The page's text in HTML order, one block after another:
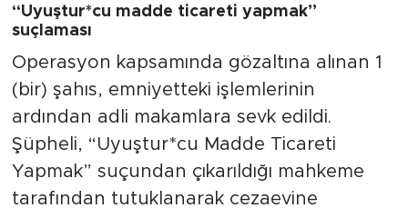
“Uyuştur*cu madde ticareti yapmak”
suçlaması
Operasyon kapsamında gözaltına alınan 1
(bir) şahıs, emniyetteki işlemlerinin
ardından adli makamlara sevk edildi.
Şüpheli, “Uyuştur*cu Madde Ticareti
Yapmak” suçundan çıkarıldığı mahkeme
tarafından tutuklanarak cezaevine